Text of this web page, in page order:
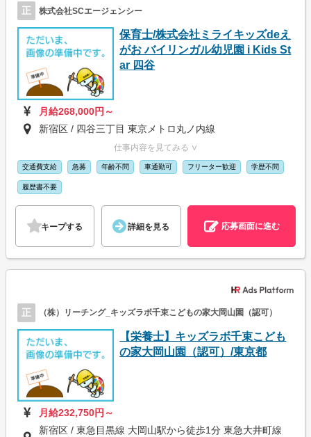
正 株式会社SCエージェンシー
保育士/株式会社ミライキッズdeえ
がお バイリンガル幼児園 i Kids St
ar 四谷
月給268,000円～
新宿区 / 四谷三丁目 東京メトロ丸ノ内線
仕事内容を見てみる ∨
交通費支給 急募 年齢不問 車通勤可 フリーター歓迎 学歴不問
履歴書不要
キープする 詳細を見る 応募画面に進む
正 （株）リーチング_キッズラボ千束こどもの家大岡山園（認可）
【栄養士】キッズラボ千束こども
の家大岡山園（認可）/東京都
月給232,750円～
新宿区 / 東急目黒線 大岡山駅から徒歩1分 東急大井町線